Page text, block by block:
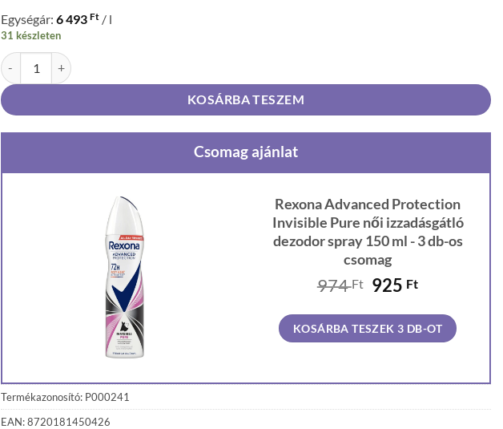
Egységár: 6 493 Ft / l
31 készleten
Rexona Advanced Protection Invisible Pure női izzadásgátló dezodor spray 150 ml mennyiség
KOSÁRBA TESZEM
Csomag ajánlat
Rexona Advanced Protection
Invisible Pure női izzadásgátló
dezodor spray 150 ml - 3 db-os
csomag
974Ft Original
was:
974 Ft.
925 FtCurrent
is:
925 Ft.
KOSÁRBA TESZEK 3 DB-OT
Termékazonosító: P000241
EAN: 8720181450426